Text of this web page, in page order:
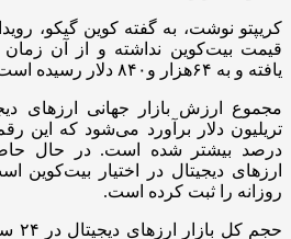
کریپتو نوشت، به گفته کوین گیکو،
یافته و به ۶۴هزار و۸۴۰ دلار رسیده است.
روزانه را ثبت کرده است.